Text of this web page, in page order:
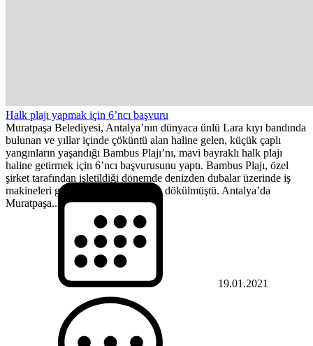
Halk plajı yapmak için 6’ncı başvuru
Muratpaşa Belediyesi, Antalya’nın dünyaca ünlü Lara kıyı bandında
bulunan ve yıllar içinde çöküntü alan haline gelen, küçük çaplı
yangınların yaşandığı Bambus Plajı’nı, mavi bayraklı halk plajı
haline getirmek için 6’ncı başvurusunu yaptı. Bambus Plajı, özel
şirket tarafından işletildiği dönemde denizden dubalar üzerinde iş
makineleri getirilerek sahiline beton dökülmüştü. Antalya’da
Muratpaşa...
19.01.2021